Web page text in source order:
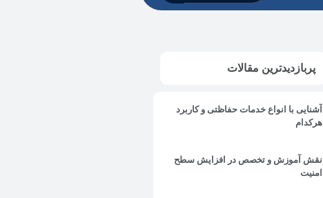
پربازدیدترین مقالات
آشنایی با انواع خدمات حفاظتی و کاربرد
هرکدام
نقش آموزش و تخصص در افزایش سطح
امنیت